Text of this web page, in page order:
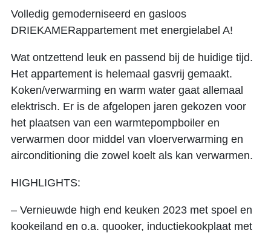
Volledig gemoderniseerd en gasloos
DRIEKAMERappartement met energielabel A!
Wat ontzettend leuk en passend bij de huidige tijd.
Het appartement is helemaal gasvrij gemaakt.
Koken/verwarming en warm water gaat allemaal
elektrisch. Er is de afgelopen jaren gekozen voor
het plaatsen van een warmtepompboiler en
verwarmen door middel van vloerverwarming en
airconditioning die zowel koelt als kan verwarmen.
HIGHLIGHTS:
– Vernieuwde high end keuken 2023 met spoel en
kookeiland en o.a. quooker, inductiekookplaat met